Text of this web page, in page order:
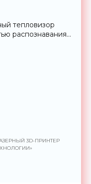
тепловизор
распознавания
3D-ПРИНТЕР